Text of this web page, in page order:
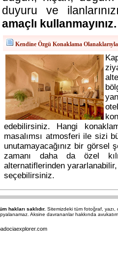
duyuru ve
amaçlı kullanmayınız.
Kendine Özgü Konaklama
edebilirsiniz. Hangi
masalımsı atmosferi ile sizi
unutamayacağınız bir görsel
zamanı daha da özel
alternatiflerinden
seçebilirsiniz.
hakları saklıdır. Sitemizdeki tüm fotoğraf, yazı,
Aksine davrananlar hakkında